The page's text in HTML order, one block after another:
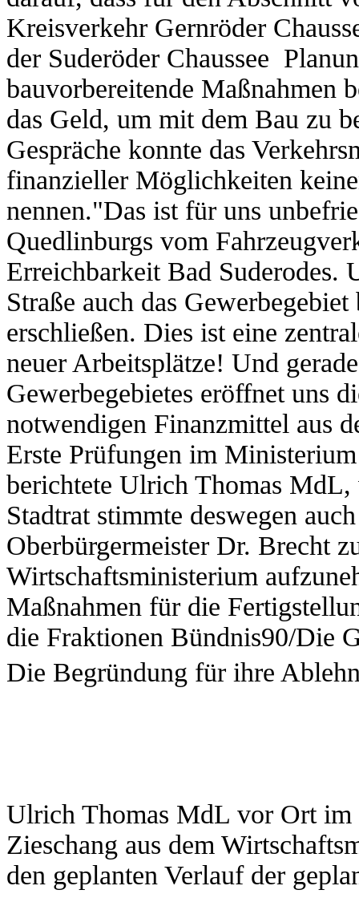
Kreisverkehr Gernröder
der Suderöder Chaussee
bauvorbereitende Maßnahmen
das Geld, um mit dem Bau zu
Gespräche konnte das
finanzieller Möglichkeiten
nennen."Das ist für uns
Quedlinburgs vom
Erreichbarkeit Bad
Straße auch das
erschließen. Dies ist eine
neuer Arbeitsplätze! Und
Gewerbegebietes eröffnet uns
notwendigen Finanzmittel aus
Erste Prüfungen im
berichtete Ulrich Thomas
Stadtrat stimmte deswegen
Oberbürgermeister Dr. Brecht
Wirtschaftsministerium
Maßnahmen für die
die Fraktionen Bündnis90/Die
Die Begründung für ihre
Ulrich Thomas MdL vor Ort im
Zieschang aus dem
den geplanten Verlauf der